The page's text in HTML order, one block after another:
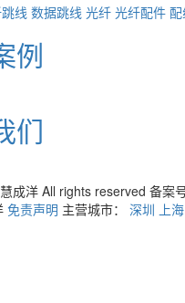
线 数据跳线 光纤 光纤配件
例
们
成洋 All rights reserved 备案号
免责声明 主营城市： 深圳 上海